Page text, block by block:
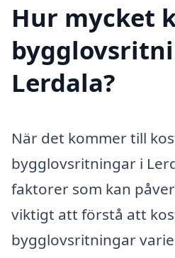
Hur mycket
Lerdala?
När det kommer till
bygglovsritningar i
faktorer som kan
viktigt att förstå att
bygglovsritningar